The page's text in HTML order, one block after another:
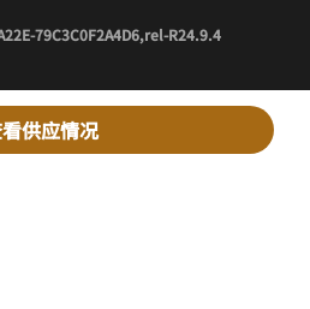
供应情况
79C3C0F2A4D6,rel-R24.9.4